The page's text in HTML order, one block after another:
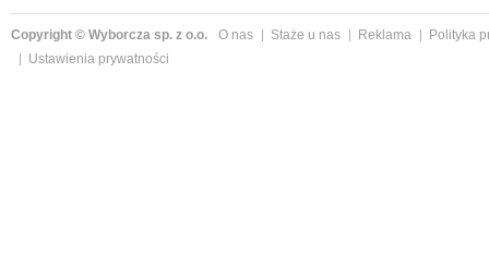
Copyright © Wyborcza sp. z o.o. O nas Staże u nas Reklama
Polityka
Ustawienia prywatności